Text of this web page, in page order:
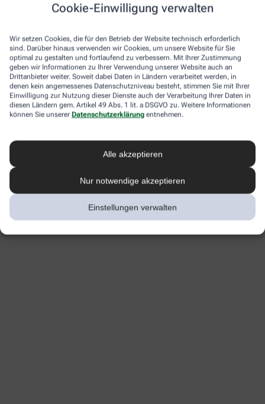
Cookie-Einwilligung verwalten
Wir setzen Cookies, die für den Betrieb der Website technisch erforderlich
sind. Darüber hinaus verwenden wir Cookies, um unsere Website für Sie
optimal zu gestalten und fortlaufend zu verbessern. Mit Ihrer Zustimmung
geben wir Informationen zu Ihrer Verwendung unserer Website auch an
Drittanbieter weiter. Soweit dabei Daten in Ländern verarbeitet werden, in
denen kein angemessenes Datenschutzniveau besteht, stimmen Sie mit Ihrer
Einwilligung zur Nutzung dieser Dienste auch der Verarbeitung Ihrer Daten in
diesen Ländern gem. Artikel 49 Abs. 1 lit. a DSGVO zu. Weitere Informationen
können Sie unserer Datenschutzerklärung entnehmen.
Alle akzeptieren
Nur notwendige akzeptieren
Einstellungen verwalten